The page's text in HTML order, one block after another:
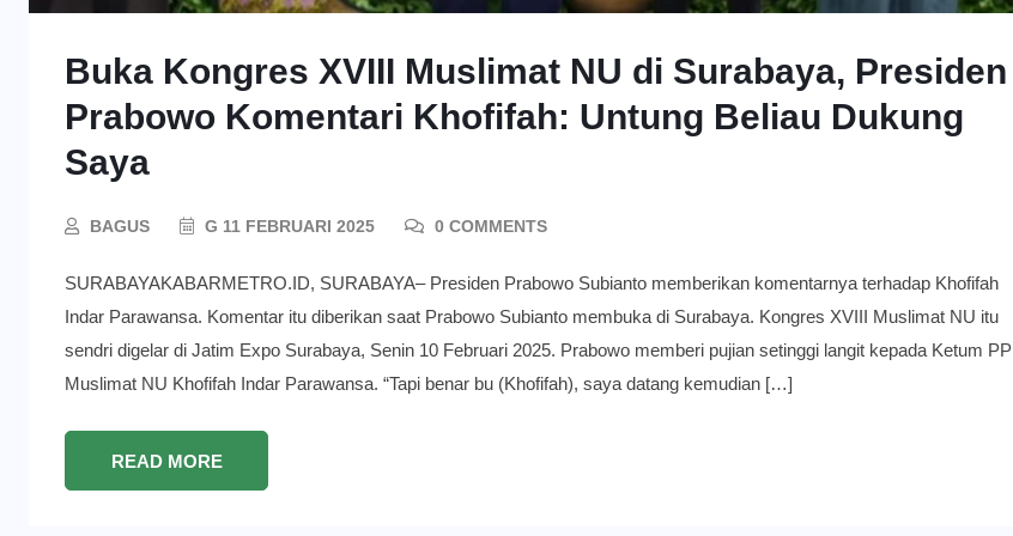
Buka Kongres XVIII Muslimat NU di Surabaya, Presiden
Prabowo Komentari Khofifah: Untung Beliau Dukung
Saya
BAGUS G 11 FEBRUARI 2025 0 COMMENTS
SURABAYAKABARMETRO.ID, SURABAYA– Presiden Prabowo Subianto memberikan komentarnya terhadap Khofifah
Indar Parawansa. Komentar itu diberikan saat Prabowo Subianto membuka di Surabaya. Kongres XVIII Muslimat NU itu
sendri digelar di Jatim Expo Surabaya, Senin 10 Februari 2025. Prabowo memberi pujian setinggi langit kepada Ketum PP
Muslimat NU Khofifah Indar Parawansa. “Tapi benar bu (Khofifah), saya datang kemudian […]
READ MORE